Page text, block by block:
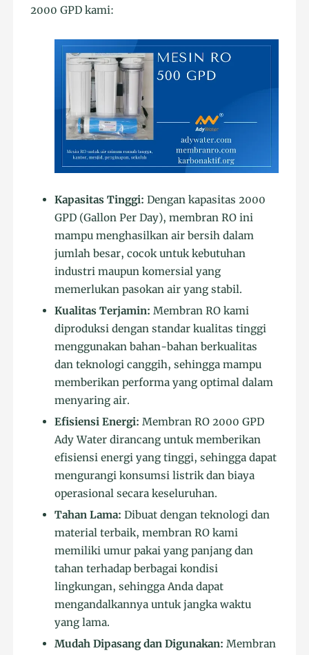
2000 GPD kami:
Kapasitas Tinggi: Dengan kapasitas 2000
GPD (Gallon Per Day), membran RO ini
mampu menghasilkan air bersih dalam
jumlah besar, cocok untuk kebutuhan
industri maupun komersial yang
memerlukan pasokan air yang stabil.
Kualitas Terjamin: Membran RO kami
diproduksi dengan standar kualitas tinggi
menggunakan bahan-bahan berkualitas
dan teknologi canggih, sehingga mampu
memberikan performa yang optimal dalam
menyaring air.
Efisiensi Energi: Membran RO 2000 GPD
Ady Water dirancang untuk memberikan
efisiensi energi yang tinggi, sehingga dapat
mengurangi konsumsi listrik dan biaya
operasional secara keseluruhan.
Tahan Lama: Dibuat dengan teknologi dan
material terbaik, membran RO kami
memiliki umur pakai yang panjang dan
tahan terhadap berbagai kondisi
lingkungan, sehingga Anda dapat
mengandalkannya untuk jangka waktu
yang lama.
Mudah Dipasang dan Digunakan: Membran